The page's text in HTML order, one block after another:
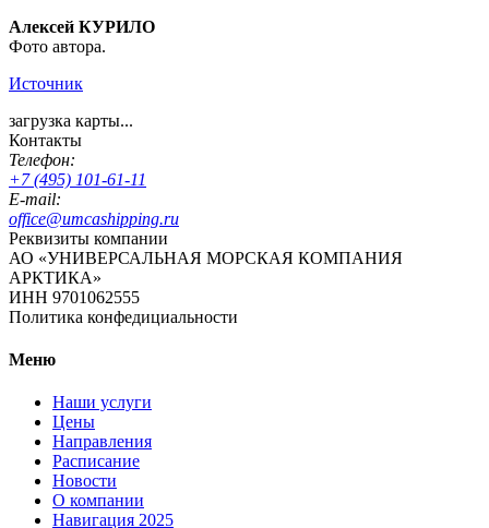
Алексей КУРИЛО
Фото автора.
Источник
загрузка карты...
Контакты
Телефон:
+7 (495) 101-61-11
E-mail:
office@umcashipping.ru
Реквизиты компании
АО «УНИВЕРСАЛЬНАЯ МОРСКАЯ КОМПАНИЯ
АРКТИКА»
ИНН 9701062555
Политика конфедициальности
Меню
Наши услуги
Цены
Направления
Расписание
Новости
О компании
Навигация 2025